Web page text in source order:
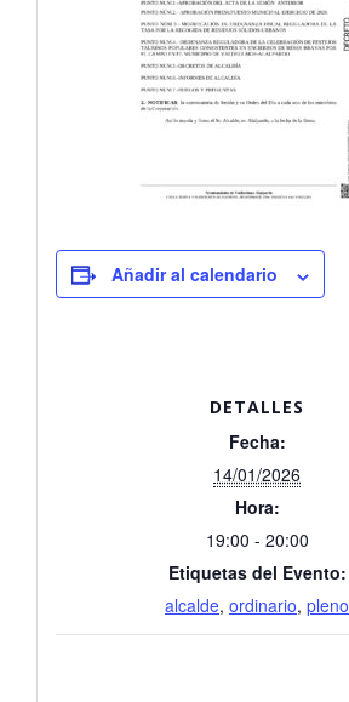
Añadir al calendario
DETALLES
Fecha:
14/01/2026
Hora:
19:00 - 20:00
Etiquetas del Evento:
alcalde, ordinario, pleno